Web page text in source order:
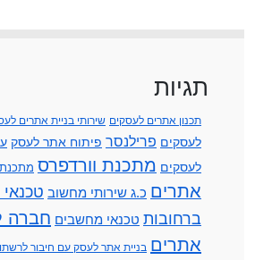
תגיות
תכנון אתרים לעסקים שירותי בניית אתרים
לעסקים פרילנסר פיתוח אתר לעסק
לעסקים מתכנת וורדפרס מתכנת PHP
אתרים כ.ג שירותי מחשוב
ברחובות טכנאי מחשבים חברה
אתרים בניית אתר לעסק עם חיבור